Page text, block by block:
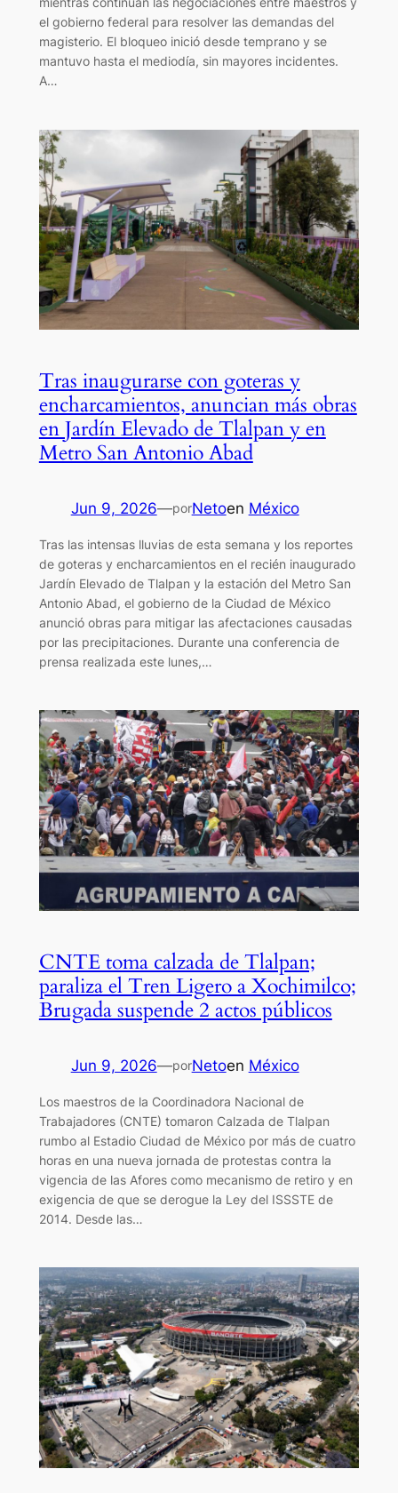
el gobierno federal para resolver las demandas del
magisterio. El bloqueo inició desde temprano y se
mantuvo hasta el mediodía, sin mayores incidentes.
A…
Tras inaugurarse con goteras y
encharcamientos, anuncian más obras
en Jardín Elevado de Tlalpan y en
Metro San Antonio Abad
Jun 9, 2026—porNetoen México
Tras las intensas lluvias de esta semana y los reportes
de goteras y encharcamientos en el recién inaugurado
Jardín Elevado de Tlalpan y la estación del Metro San
Antonio Abad, el gobierno de la Ciudad de México
anunció obras para mitigar las afectaciones causadas
por las precipitaciones. Durante una conferencia de
prensa realizada este lunes,…
CNTE toma calzada de Tlalpan;
paraliza el Tren Ligero a Xochimilco;
Brugada suspende 2 actos públicos
Jun 9, 2026—porNetoen México
Los maestros de la Coordinadora Nacional de
Trabajadores (CNTE) tomaron Calzada de Tlalpan
rumbo al Estadio Ciudad de México por más de cuatro
horas en una nueva jornada de protestas contra la
vigencia de las Afores como mecanismo de retiro y en
exigencia de que se derogue la Ley del ISSSTE de
2014. Desde las…